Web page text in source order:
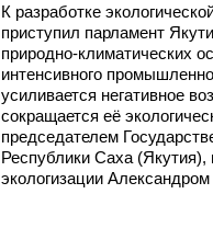
К разработке
приступил парламент
природно-климатических
интенсивного
усиливается негативное
сокращается её
председателем
Республики Саха (Якутия),
экологизации